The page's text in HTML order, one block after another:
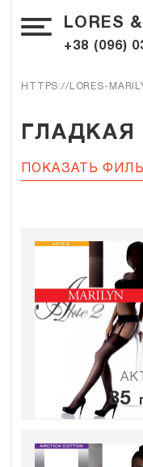
LORES
+38 (096)
HTTPS://LORES-
ГЛАДКАЯ
ПОКАЗАТЬ
85